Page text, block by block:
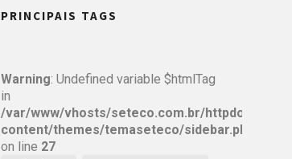
PRINCIPAIS TAGS
Warning: Undefined variable $htmlTag
in
/var/www/vhosts/seteco.com.br/httpdocs/wp-
content/themes/temaseteco/sidebar.php
on line 27